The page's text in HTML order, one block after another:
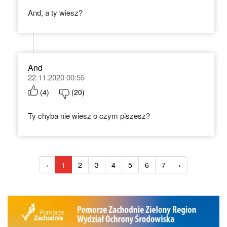
And, a ty wiesz?
And
22.11.2020 00:55
(4) (20)
Ty chyba nie wiesz o czym piszesz?
‹ 1 2 3 4 5 6 7 ›